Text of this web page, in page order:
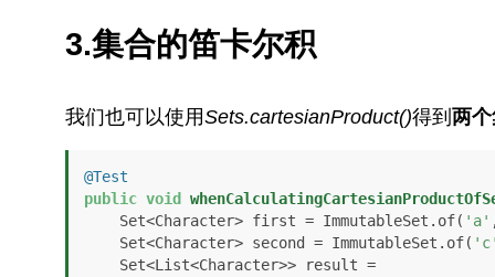
3.集合的笛卡尔积
我们也可以使用Sets.cartesianProduct()得到 两
@Test
public void
    Set<Character> first = ImmutableSet.of(
'a'
    Set<Character> second = ImmutableSet.of(